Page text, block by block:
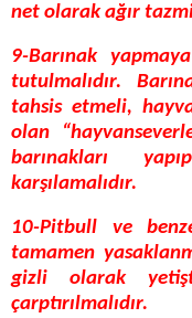
net olarak ağır
9-Barınak
tutulmalıdır.
tahsis etmeli,
olan
barınakları
karşılamalıdır.
10-Pitbull ve
tamamen
gizli olarak
çarptırılmalıdır.